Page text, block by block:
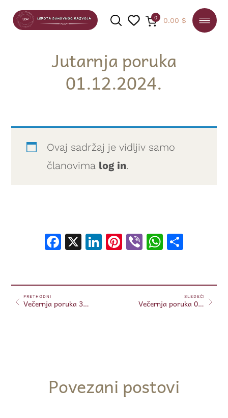
PRETRAGA
0 0.00 $
Jutarnja poruka
01.12.2024.
Ovaj sadržaj je vidljiv samo
članovima log in.
Facebook
X LinkedIn
Pinterest
Viber
PRETHODNI
Večernja poruka 30.11.2024.
SLEDEĆI
Večernja poruka 01.12.2024.
Povezani postovi